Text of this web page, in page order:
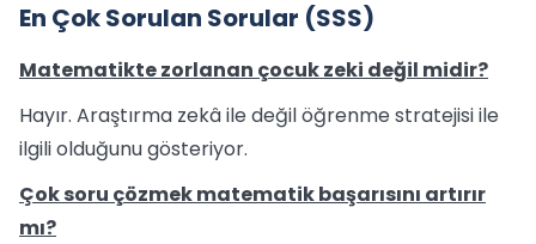
En Çok Sorulan Sorular (SSS)
Matematikte zorlanan çocuk zeki değil midir?
Hayır. Araştırma zekâ ile değil öğrenme stratejisi ile
ilgili olduğunu gösteriyor.
Çok soru çözmek matematik başarısını artırır
mı?